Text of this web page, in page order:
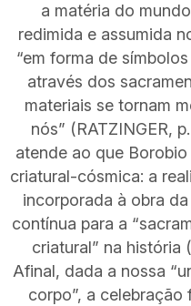
a matéria do
redimida e assumida
“em forma de
através dos
materiais se tornam
nós” (RATZINGER,
atende ao que
criatural-cósmica: a
incorporada à obra
contínua para a
criatural” na história
Afinal, dada a nossa
corpo”, a celebração